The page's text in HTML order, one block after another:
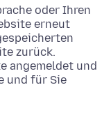
oder Ihren
erneut
zurück.
angemeldet und
und für Sie